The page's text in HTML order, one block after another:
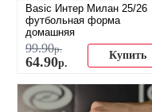
Basic Интер Милан 25/26
футбольная форма
домашняя
99.90р.
64.90р.
Купить